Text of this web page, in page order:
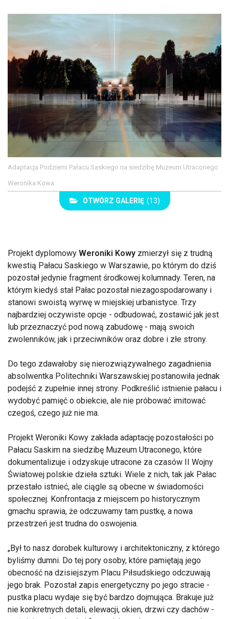
Adaptacja Podziemi Pałacu Saskiego na siedzibę Muzeum Utraconego
Weronika Kowa
OTWÓRZ GALERIĘ (13)
Projekt dyplomowy Weroniki Kowy zmierzył się z trudną
kwestią Pałacu Saskiego w Warszawie, po którym do dziś
pozostał jedynie fragment środkowej kolumnady. Teren, na
którym kiedyś stał Pałac pozostał niezagospodarowany i
stanowi swoistą wyrwę w miejskiej urbanistyce. Trzy
najbardziej oczywiste opcje - odbudować, zostawić jak jest
lub przeznaczyć pod nową zabudowę - mają swoich
zwolenników, jak i przeciwników oraz dobre i złe strony.
Do tego zdawałoby się nierozwiązywalnego zagadnienia
absolwentka Politechniki Warszawskiej postanowiła jednak
podejść z zupełnie innej strony. Podkreślić istnienie pałacu i
wydobyć pamięć o obiekcie, ale nie próbować imitować
czegoś, czego już nie ma.
Projekt Weroniki Kowy zakłada adaptację pozostałości po
Pałacu Saskim na siedzibę Muzeum Utraconego, które
dokumentalizuje i odzyskuje utracone za czasów II Wojny
Światowej polskie dzieła sztuki. Wiele z nich, tak jak Pałac
przestało istnieć, ale ciągle są obecne w świadomości
społecznej. Konfrontacja z miejscem po historycznym
gmachu sprawia, że odczuwamy tam pustkę, a nowa
przestrzeń jest trudna do oswojenia.
Był to nasz dorobek kulturowy i architektoniczny, z którego
byliśmy dumni. Do tej pory osoby, które pamiętają jego
obecność na dzisiejszym Placu Piłsudskiego odczuwają
jego brak. Pozostał zapis energetyczny po jego stracie -
pustka placu wydaje się być bardzo dojmująca. Brakuje już
nie konkretnych detali, elewacji, okien, drzwi czy dachów -